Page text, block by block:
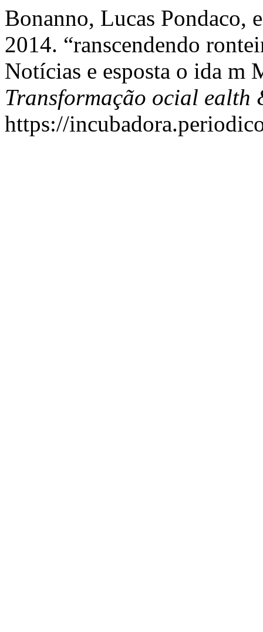
Bonanno, Lucas Pondaco,
2014. “ranscendendo
Notícias e esposta o ida m
Transformação ocial ealth
https://